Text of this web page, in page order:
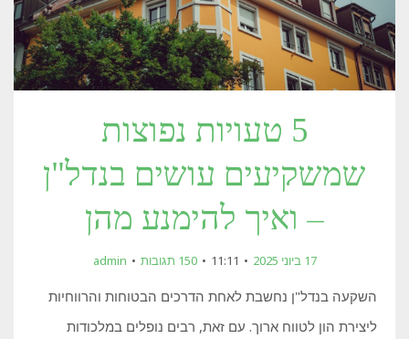
5 טעויות נפוצות
שמשקיעים עושים בנדל"ן
– ואיך להימנע מהן
17 ביוני 2025 11:11 150 תגובות admin
השקעה בנדל"ן נחשבת לאחת הדרכים הבטוחות והרווחיות
ליצירת הון לטווח ארוך. עם זאת, רבים נופלים במלכודות